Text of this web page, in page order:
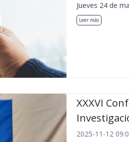
Jueves 24 de
Leer más
XXXVI
2025-11-12